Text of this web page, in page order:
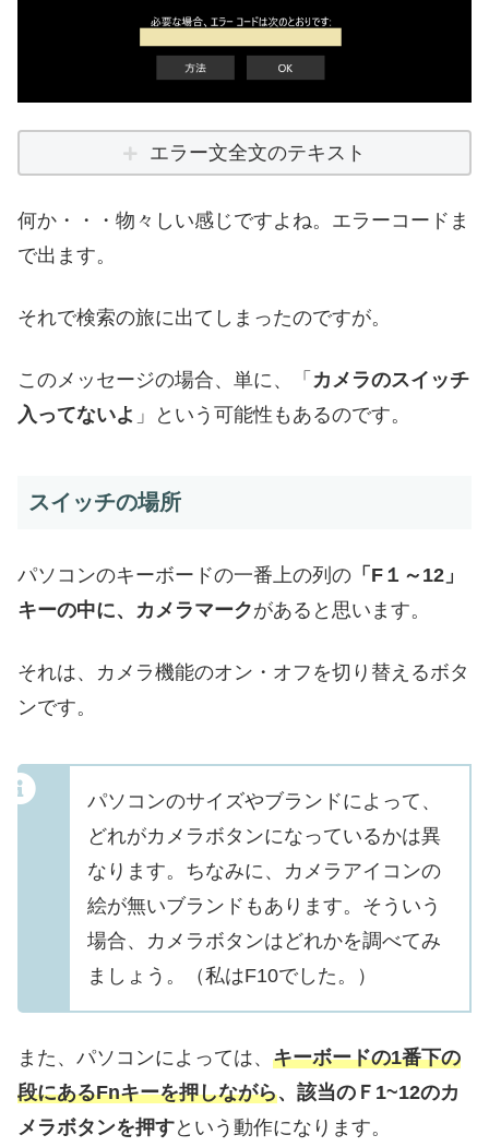
エラー文全文のテキスト
何か・・・物々しい感じですよね。エラーコードま
で出ます。
それで検索の旅に出てしまったのですが。
このメッセージの場合、単に、「 カメラのスイッチ
入ってないよ 」という可能性もあるのです。
スイッチの場所
パソコンのキーボードの一番上の列の 「F１～12」
キーの中に、カメラマークがあると思います。
それは、カメラ機能のオン・オフを切り替えるボタ
ンです。
パソコンのサイズやブランドによって、
どれがカメラボタンになっているかは異
なります。ちなみに、カメラアイコンの
絵が無いブランドもあります。そういう
場合、カメラボタンはどれかを調べてみ
ましょう。（私はF10でした。）
また、パソコンによっては、 キーボードの1番下の
段にあるFnキーを押しながら、該当のＦ1~12のカ
メラボタンを押すという動作になります。